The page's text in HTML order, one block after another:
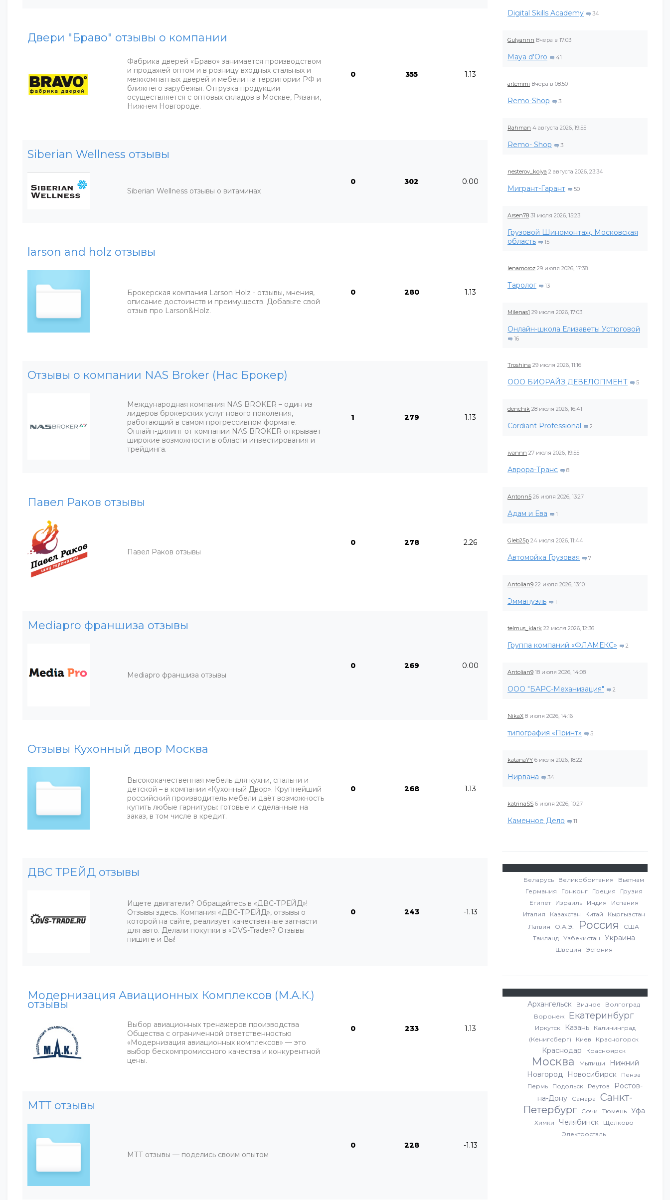
Digital Skills Academy 34
Gulyannn Вчера в 17:03
Maya d'Oro 41
artemmi Вчера в 08:50
Remo-Shop 3
Rahman 4 августа 2026, 19:55
Remo- Shop 3
nesterov_kolya 2 августа 2026, 23:34
Мигрант-Гарант 50
Arsen78 31 июля 2026, 15:23
Грузовой Шиномонтаж, Московская
область
15
lenamoroz 29 июля 2026, 17:38
Таролог 13
Milenas1 29 июля 2026, 17:03
Онлайн-школа Елизаветы Устюговой
16
Troshina 29 июля 2026, 11:16
ООО БИОРАЙЗ ДЕВЕЛОПМЕНТ 5
denchik 28 июля 2026, 16:41
Cordiant Professional 2
ivannn 27 июля 2026, 19:55
Аврора-Транс 8
Antonn5 26 июля 2026, 13:27
Адам и Ева 1
Gleb25p 24 июля 2026, 11:44
Автомойка Грузовая 7
Antolian9 22 июля 2026, 13:10
Эммануэль 1
telmus_klark 22 июля 2026, 12:36
Группа компаний «ФЛАМЕКС» 2
Antolian9 18 июля 2026, 14:08
ООО "БАРС-Механизация" 2
NikaX 8 июля 2026, 14:16
типография «Принт» 5
katanaYY 6 июля 2026, 18:22
Нирвана 34
katrinaSS 6 июля 2026, 10:27
Каменное Дело 11
Беларусь Великобритания
Вьетнам
Германия
Гонконг Греция
Грузия
Египет
Израиль Индия
Испания
Италия
Казахстан Китай
Кыргызстан
Латвия
О.А.Э. Россия
США
Таиланд
Узбекистан Украина
Швеция Эстония
Архангельск Видное
Волгоград
Воронеж
Екатеринбург
Иркутск Казань
Калининград
(Кенигсберг)
Киев Красногорск
Краснодар Красноярск
Москва Мытищи
Нижний
Новгород
Новосибирск
Пенза
Пермь
Подольск Реутов
Ростов-
на-Дону
Самара
Санкт-
Петербург
Сочи Тюмень Уфа
Химки Челябинск
Щелково
Электросталь
Двери "Браво" отзывы о компании
Фабрика дверей «Браво» занимается производством
и продажей оптом и в розницу входных стальных и
межкомнатных дверей и мебели на территории РФ и
ближнего зарубежья. Отгрузка продукции
осуществляется с оптовых складов в Москве, Рязани,
Нижнем Новгороде.
0 355 1.13
Siberian Wellness отзывы
Siberian Wellness отзывы о витаминах
0 302 0.00
larson and holz отзывы
Брокерская компания Larson Holz - отзывы, мнения,
описание достоинств и преимуществ. Добавьте свой
отзыв про Larson&Holz.
0 280 1.13
Отзывы о компании NAS Broker (Нас Брокер)
Международная компания NAS BROKER – один из
лидеров брокерских услуг нового поколения,
работающий в самом прогрессивном формате.
Онлайн-дилинг от компании NAS BROKER открывает
широкие возможности в области инвестирования и
трейдинга.
1 279 1.13
Павел Раков отзывы
Павел Раков отзывы
0 278 2.26
Mediapro франшиза отзывы
Mediapro франшиза отзывы
0 269 0.00
Отзывы Кухонный двор Москва
Высококачественная мебель для кухни, спальни и
детской – в компании «Кухонный Двор». Крупнейший
российский производитель мебели даёт возможность
купить любые гарнитуры: готовые и сделанные на
заказ, в том числе в кредит.
0 268 1.13
ДВС ТРЕЙД отзывы
Ищете двигатели? Обращайтесь в «ДВС-ТРЕЙД»!
Отзывы здесь. Компания «ДВС-ТРЕЙД», отзывы о
которой на сайте, реализует качественные запчасти
для авто. Делали покупки в «DVS-Trade»? Отзывы
пишите и Вы!
0 243 -1.13
Модернизация Авиационных Комплексов (М.А.К.)
отзывы
Выбор авиационных тренажеров производства
Общества с ограниченной ответственностью
«Модернизация авиационных комплексов» — это
выбор бескомпромиссного качества и конкурентной
цены.
0 233 1.13
МТТ отзывы
МТТ отзывы — поделись своим опытом
0 228 -1.13